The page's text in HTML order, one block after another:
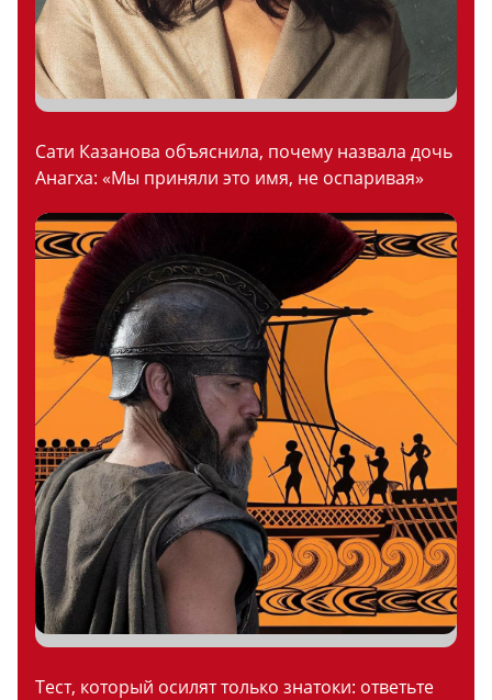
Сати Казанова объяснила, почему назвала дочь
Анагха: «Мы приняли это имя, не оспаривая»
Тест, который осилят только знатоки: ответьте